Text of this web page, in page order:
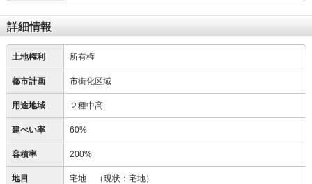
詳細情報
土地権利 所有権
都市計画 市街化区域
用途地域 ２種中高
建ぺい率 60%
容積率 200%
地目 宅地 （現状：宅地）